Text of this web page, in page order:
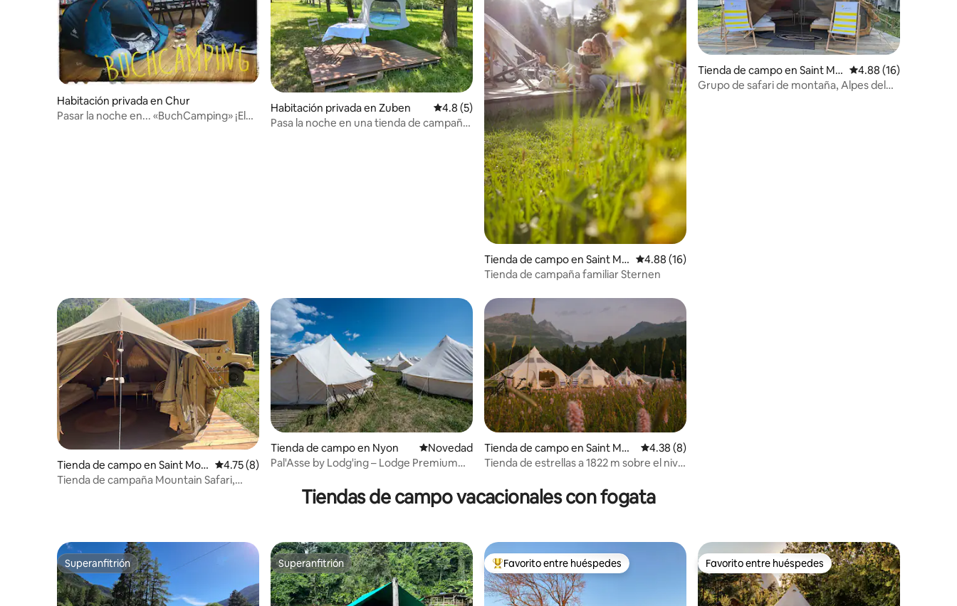
Habitación privada en Chur
Pasar la noche en... «BuchCamping» ¡El
Habitación privada en Zuben Calificación promedio: 4.8 de 5, 5 reseñas
4.8 (5)
Pasa la noche en una tienda de campaña
Tienda de campo en Saint Mo
ritz
Calificación promedio: 4.88 de 5, 16 reseñas
4.88 (16)
Tienda de campaña familiar Sternen
Tienda de campo en Saint Mo
ritz
Calificación
4.88 (16)
Grupo de safari de montaña, Alpes del
Tienda de campo en Saint Mori
tz
Calificación promedio: 4.75 de 5, 8 reseñas
4.75 (8)
Tienda de campaña Mountain Safari,
Tienda de campo en Nyon Lugar para hospedarse
Novedad
Pal'Asse by Lodg'ing – Lodge Premium
Tienda de campo en Saint Mori
tz
Calificación promedio: 4.38 de 5, 8 reseñas
4.38 (8)
Tienda de estrellas a 1822 m sobre el nivel
Tiendas de campo vacacionales con fogata
Superanfitrión
Superanfitrión Superanfitrión
Superanfitrión Favorito entre huéspedes preferido
Favorito entre huéspedes Favorito entre huéspedes
Favorito entre huéspedes